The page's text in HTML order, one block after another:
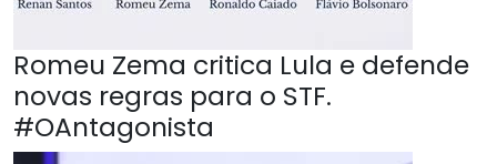
Romeu Zema critica Lula e defende
novas regras para o STF.
#OAntagonista